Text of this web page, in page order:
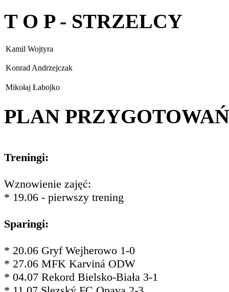
T O P - STRZELCY
Kamil Wojtyra
Konrad Andrzejczak
Mikołaj Łabojko
PLAN PRZYGOTOWAŃ
Treningi:
Wznowienie zajęć:
* 19.06 - pierwszy trening
Sparingi:
* 20.06 Gryf Wejherowo 1-0
* 27.06 MFK Karviná ODW
* 04.07 Rekord Bielsko-Biała 3-1